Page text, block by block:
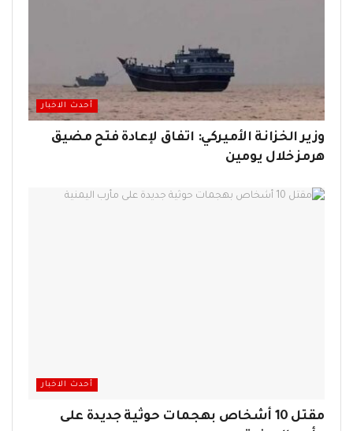
أحدث الاخبار
وزير الخزانة الأميركي: اتفاق لإعادة فتح مضيق
هرمز خلال يومين
أحدث الاخبار
مقتل 10 أشخاص بهجمات حوثية جديدة على